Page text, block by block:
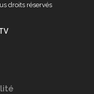
droits réservés